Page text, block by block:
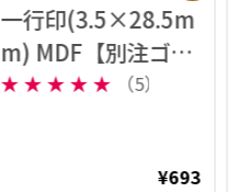
一行印(3.5×28.5m
m) MDF【別注ゴム
印】ヨコ型
★ ★ ★ ★ ★ （5）
¥693